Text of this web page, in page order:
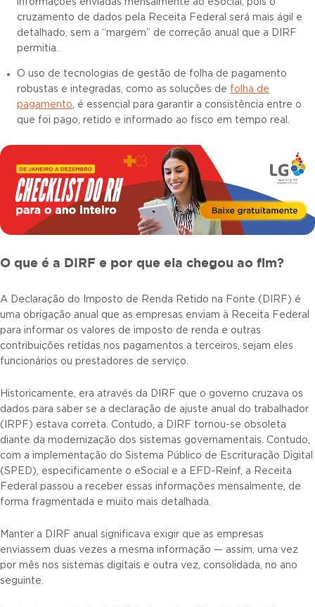
informações enviadas mensalmente ao eSocial, pois o
cruzamento de dados pela Receita Federal será mais ágil e
detalhado, sem a “margem” de correção anual que a DIRF
permitia.
O uso de tecnologias de gestão de folha de pagamento
robustas e integradas, como as soluções de folha de
pagamento, é essencial para garantir a consistência entre o
que foi pago, retido e informado ao fisco em tempo real.
O que é a DIRF e por que ela chegou ao fim?
A Declaração do Imposto de Renda Retido na Fonte (DIRF) é
uma obrigação anual que as empresas enviam à Receita Federal
para informar os valores de imposto de renda e outras
contribuições retidas nos pagamentos a terceiros, sejam eles
funcionários ou prestadores de serviço.
Historicamente, era através da DIRF que o governo cruzava os
dados para saber se a declaração de ajuste anual do trabalhador
(IRPF) estava correta. Contudo, a DIRF tornou-se obsoleta
diante da modernização dos sistemas governamentais. Contudo,
com a implementação do Sistema Público de Escrituração Digital
(SPED), especificamente o eSocial e a EFD-Reinf, a Receita
Federal passou a receber essas informações mensalmente, de
forma fragmentada e muito mais detalhada.
Manter a DIRF anual significava exigir que as empresas
enviassem duas vezes a mesma informação — assim, uma vez
por mês nos sistemas digitais e outra vez, consolidada, no ano
seguinte.